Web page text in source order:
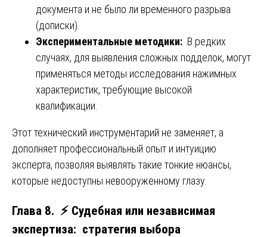
документа и не было ли временного разрыва
(дописки).
Экспериментальные методики: В редких
случаях, для выявления сложных подделок, могут
применяться методы исследования нажимных
характеристик, требующие высокой
квалификации.
Этот технический инструментарий не заменяет, а
дополняет профессиональный опыт и интуицию
эксперта, позволяя выявлять такие тонкие нюансы,
которые недоступны невооруженному глазу.
Глава 8. ⚡ Судебная или независимая
экспертиза: стратегия выбора